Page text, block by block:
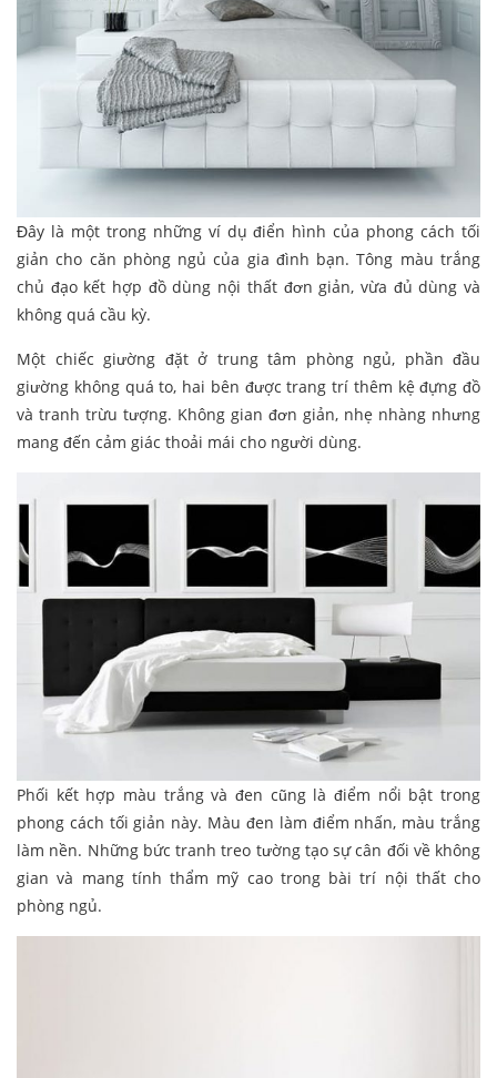
Đây là một trong những ví dụ điển hình của phong cách tối
giản cho căn phòng ngủ của gia đình bạn. Tông màu trắng
chủ đạo kết hợp đồ dùng nội thất đơn giản, vừa đủ dùng và
không quá cầu kỳ.
Một chiếc giường đặt ở trung tâm phòng ngủ, phần đầu
giường không quá to, hai bên được trang trí thêm kệ đựng đồ
và tranh trừu tượng. Không gian đơn giản, nhẹ nhàng nhưng
mang đến cảm giác thoải mái cho người dùng.
Phối kết hợp màu trắng và đen cũng là điểm nổi bật trong
phong cách tối giản này. Màu đen làm điểm nhấn, màu trắng
làm nền. Những bức tranh treo tường tạo sự cân đối về không
gian và mang tính thẩm mỹ cao trong bài trí nội thất cho
phòng ngủ.